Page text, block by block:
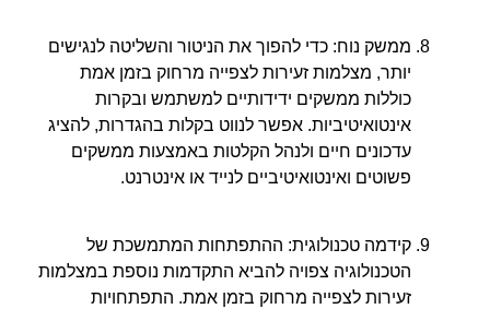
ממשק נוח: כדי להפוך את הניטור והשליטה לנגישים
יותר, מצלמות זעירות לצפייה מרחוק בזמן אמת
כוללות ממשקים ידידותיים למשתמש ובקרות
אינטואיטיביות. אפשר לנווט בקלות בהגדרות, להציג
עדכונים חיים ולנהל הקלטות באמצעות ממשקים
פשוטים ואינטואיטיביים לנייד או אינטרנט.
קידמה טכנולוגית: ההתפתחות המתמשכת של
הטכנולוגיה צפויה להביא התקדמות נוספת במצלמות
זעירות לצפייה מרחוק בזמן אמת. התפתחויות